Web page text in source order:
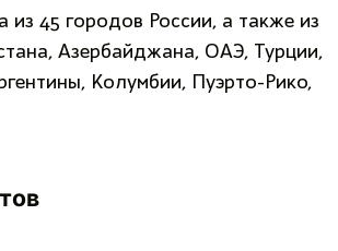
из 45 городов России, а также из
Азербайджана, ОАЭ, Турции,
Колумбии, Пуэрто-Рико,